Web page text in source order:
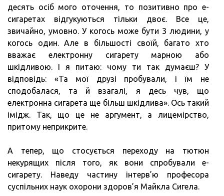
десять осіб мого оточення, то позитивно про е-
сигаретах відгукуються тільки двоє. Все це,
звичайно, умовно. У когось може бути 3 людини, у
когось один. Але в більшості своїй, багато хто
вважає електронну сигарету марною або
шкідливою. І я питаю: чому ти так думаєш? У
відповідь: «Та мої друзі пробували, і їм не
сподобалася, та й взагалі, я десь чув, що
електронна сигарета ще більш шкідлива». Ось такий
імідж. Так, що це не аргумент, а лицемірство,
притому неприкрите.
А тепер, що стосується переходу на тютюн
некурящих після того, як вони спробували е-
сигарету. Наведу частину інтерв’ю професора
суспільних наук охорони здоров’я Майкла Сигела.